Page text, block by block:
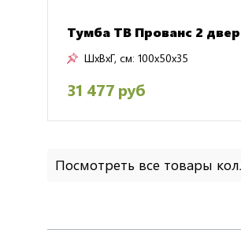
Тумба ТВ Прованс 2
ШxВxГ, см: 100x50x35
31 477 руб
Посмотреть все товары